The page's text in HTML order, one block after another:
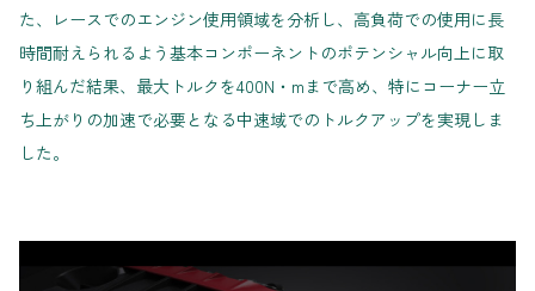
た、レースでのエンジン使用領域を分析し、高負荷での使用に長
時間耐えられるよう基本コンポーネントのポテンシャル向上に取
り組んだ結果、最大トルクを400N・mまで高め、特にコーナー立
ち上がりの加速で必要となる中速域でのトルクアップを実現しま
した。